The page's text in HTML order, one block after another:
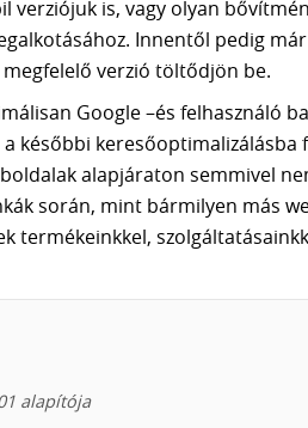
verziójuk is, vagy olyan
Innentől pedig
verzió töltődjön be.
Google –és felhasználó
későbbi keresőoptimalizálásba
alapjáraton semmivel
során, mint bármilyen más
termékeinkkel,
alapítója